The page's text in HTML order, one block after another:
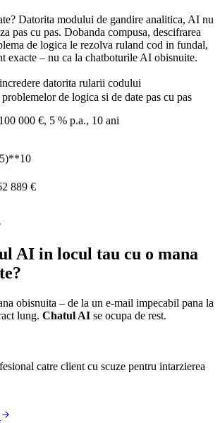
Datorita modului de gandire analitica, AI nu
pas cu pas. Dobanda compusa, descifrarea
de logica le rezolva ruland cod in fundal,
exacte – nu ca la chatboturile AI obisnuite.
datorita rularii codului
de logica si de date pas cu pas
000 €, 5 % p.a., 10 ani
889 €
AI in locul tau cu o mana
obisnuita – de la un e-mail impecabil pana la
lung. Chatul AI se ocupa de rest.
catre client cu scuze pentru intarzierea